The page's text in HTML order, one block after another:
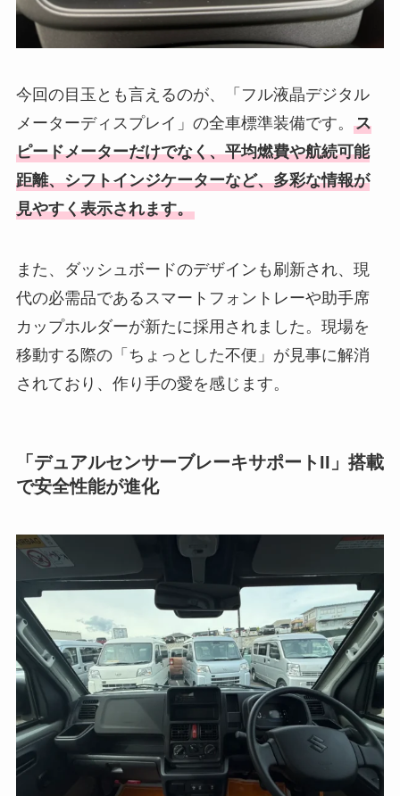
今回の目玉とも言えるのが、「フル液晶デジタル
メーターディスプレイ」の全車標準装備です。 ス
ピードメーターだけでなく、平均燃費や航続可能
距離、シフトインジケーターなど、多彩な情報が
見やすく表示されます。
また、ダッシュボードのデザインも刷新され、現
代の必需品であるスマートフォントレーや助手席
カップホルダーが新たに採用されました。現場を
移動する際の「ちょっとした不便」が見事に解消
されており、作り手の愛を感じます。
「デュアルセンサーブレーキサポートII」搭載
で安全性能が進化